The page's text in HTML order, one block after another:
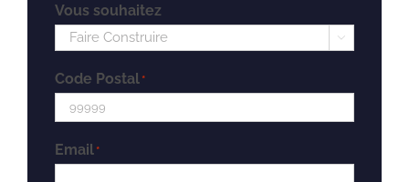
Vous souhaitez

Code Postal *
Email *